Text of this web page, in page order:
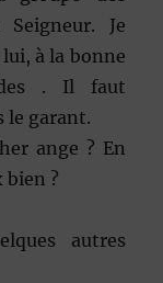
Je
à la bonne
. Il faut
le garant.
ange ? En
bien ?
autres